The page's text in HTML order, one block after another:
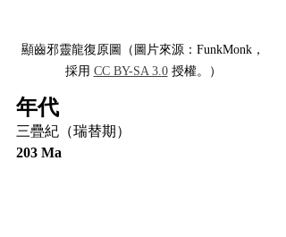
顯齒邪靈龍復原圖（圖片來源：FunkMonk，
採用 CC BY-SA 3.0 授權。）
年代
三疊紀（瑞替期）
203 Ma